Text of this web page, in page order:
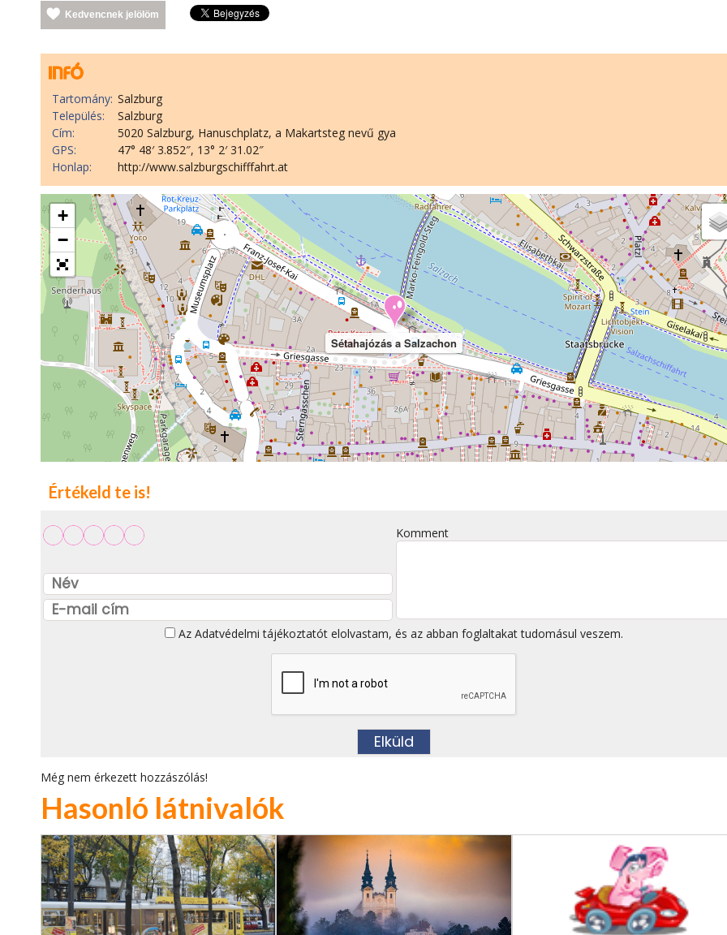
Kedvencnek jelölöm
Tartomány: Salzburg
Település:
Salzburg
Cím:
5020 Salzburg, Hanuschplatz, a Makartsteg nevű gya
GPS:
47° 48′ 3.852″, 13° 2′ 31.02″
Honlap:
http://www.salzburgschifffahrt.at
Sétahajózás a Salzachon
+
−
Értékeld te is!
Komment
Az Adatvédelmi tájékoztatót elolvastam, és az abban foglaltakat tudomásul veszem.
Még nem érkezett hozzászólás!
Hasonló látnivalók